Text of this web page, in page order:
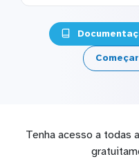
Tenha acesso a todas